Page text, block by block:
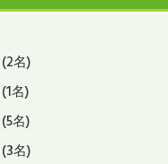
名)
名)
名)
名)